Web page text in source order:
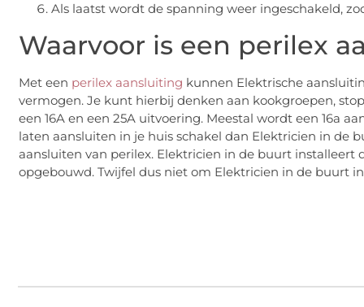
Als laatst wordt de spanning weer ingeschakeld,
Waarvoor is een perilex
Met een perilex aansluiting kunnen Elektrische
vermogen. Je kunt hierbij denken aan kookgroepen,
een 16A en een 25A uitvoering. Meestal wordt een 16a
laten aansluiten in je huis schakel dan Elektricien in de
aansluiten van perilex. Elektricien in de buurt installeert
opgebouwd. Twijfel dus niet om Elektricien in de buurt